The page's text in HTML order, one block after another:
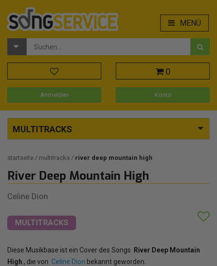
MENÜ
0
Anmelden Konto
MULTITRACKS
startseite multitracks river deep mountain high
River Deep Mountain High
Celine Dion
MULTITRACKS
Diese Musikbase ist ein Cover des Songs
River Deep Mountain
High , die von Celine Dion bekannt geworden.